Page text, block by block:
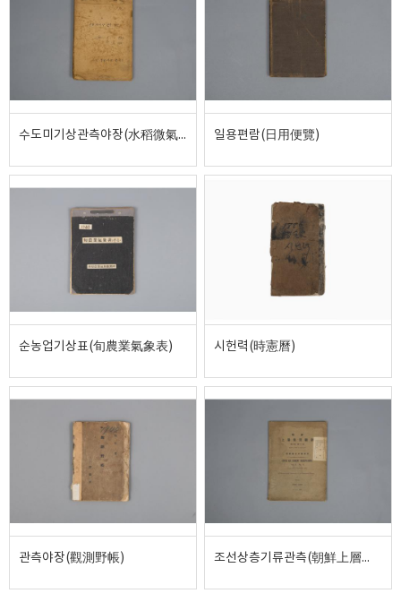
수도미기상관측야장(水稻微氣象觀測野帳) 일용편람(日用便覽)
순농업기상표(旬農業氣象表) 시헌력(時憲曆)
관측야장(觀測野帳) 조선상층기류관측(朝鮮上層氣流觀測)